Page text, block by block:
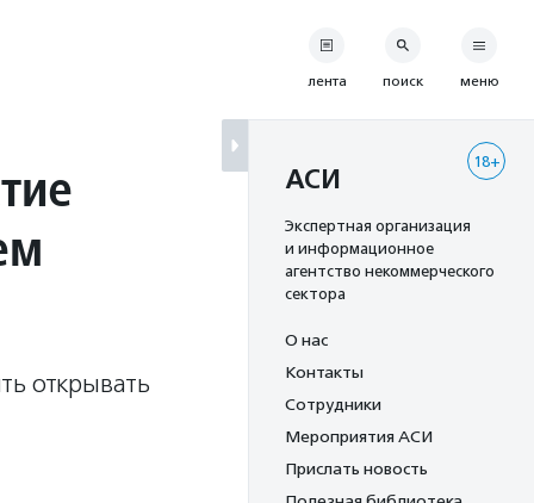
открывать
лента поиск меню
18+
АСИ
Экспертная организация
и информационное
агентство некоммерческого
сектора
О нас
Контакты
Сотрудники
Мероприятия АСИ
Прислать новость